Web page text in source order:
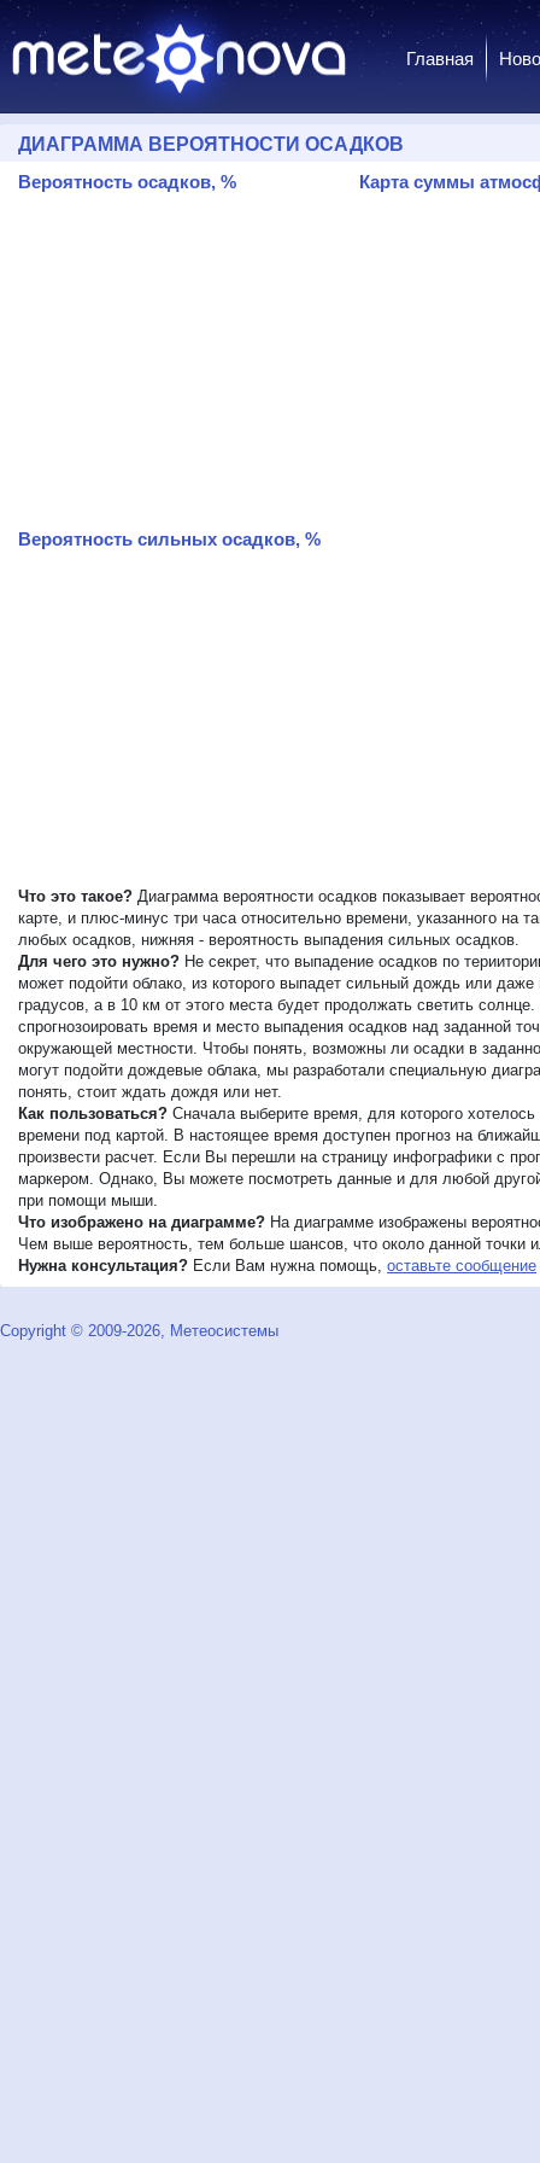
Главная
ДИАГРАММА ВЕРОЯТНОСТИ ОСАДКОВ
Вероятность осадков, %
Вероятность сильных осадков, %
Карта суммы
Что это такое? Диаграмма вероятности осадков показывает
карте, и плюс-минус три часа относительно времени, указанного
любых осадков, нижняя - вероятность выпадения сильных осадков.
Для чего это нужно? Не секрет, что выпадение осадков по
может подойти облако, из которого выпадет сильный дождь или
градусов, а в 10 км от этого места будет продолжать светить
спрогнозоировать время и место выпадения осадков над заданной
окружающей местности. Чтобы понять, возможны ли осадки в
могут подойти дождевые облака, мы разработали специальную
понять, стоит ждать дождя или нет.
Как пользоваться? Сначала выберите время, для которого
времени под картой. В настоящее время доступен прогноз на
произвести расчет. Если Вы перешли на страницу инфографики с
маркером. Однако, Вы можете посмотреть данные и для любой
при помощи мыши.
Что изображено на диаграмме? На диаграмме изображены
Чем выше вероятность, тем больше шансов, что около данной точки
Нужна консультация? Если Вам нужна помощь, оставьте сообщение
Copyright © 2009-2026, Метеосистемы